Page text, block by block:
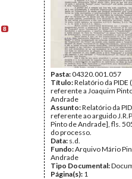
8
Pasta:04320.001.057
Título:Relatório da PIDE
referente a Joaquim
Andrade
Assunto:Relatório da
referente ao arguido
Pinto de Andrade], fls.
do processo.
Data: s.d.
Fundo:Arquivo Mário
Andrade
Tipo Documental:
Página(s): 1